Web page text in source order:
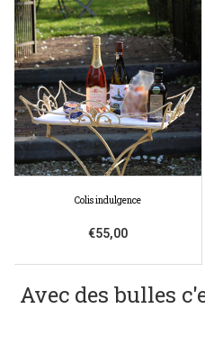
Colis indulgence
€55,00
Avec des bulles